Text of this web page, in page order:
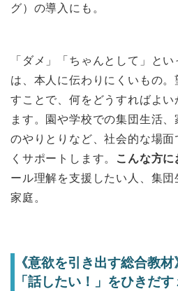
グ）の導入にも。
「ダメ」「ちゃんとして」と
は、本人に伝わりにくいもの
すことで、何をどうすればよい
ます。園や学校での集団生活
のやりとりなど、社会的な場
くサポートします。 こんな方
ール理解を支援したい人、集
家庭。
《意欲を引き出す総合教
「話したい！」をひきだ